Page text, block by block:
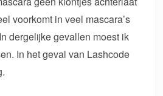
voorkomt in veel mascara’s
dergelijke gevallen moest ik
In het geval van Lashcode